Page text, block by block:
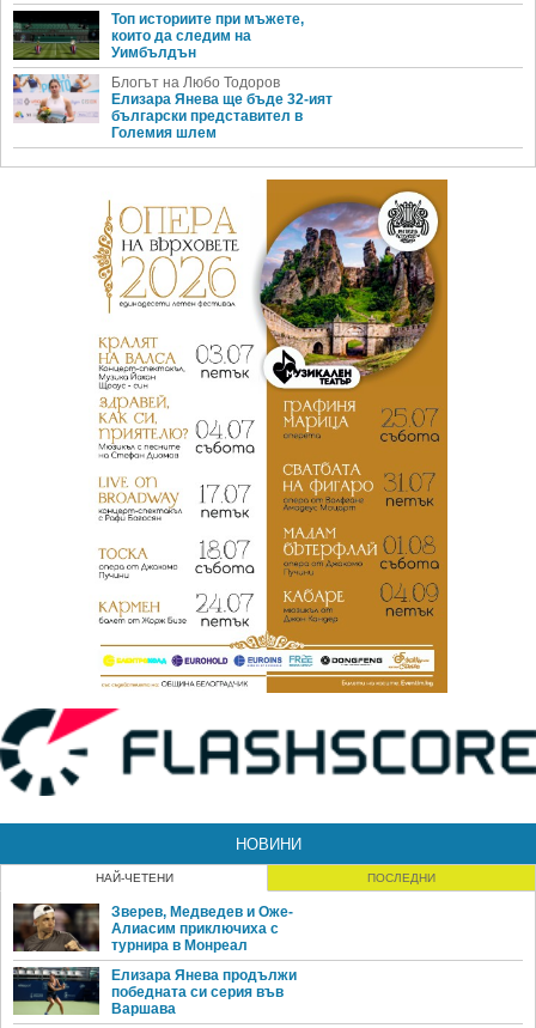
Топ историите при мъжете,
които да следим на
Уимбълдън
Блогът на Любо Тодоров
Елизара Янева ще бъде 32-ият
български представител в
Големия шлем
НОВИНИ
НАЙ-ЧЕТЕНИ ПОСЛЕДНИ
Зверев, Медведев и Оже-
Алиасим приключиха с
турнира в Монреал
Елизара Янева продължи
победната си серия във
Варшава